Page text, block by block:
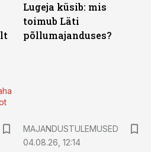
Lugeja küsib: mis
toimub Läti
põllumajanduses?
MAJANDUSTULEMUSED
04.08.26, 12:14